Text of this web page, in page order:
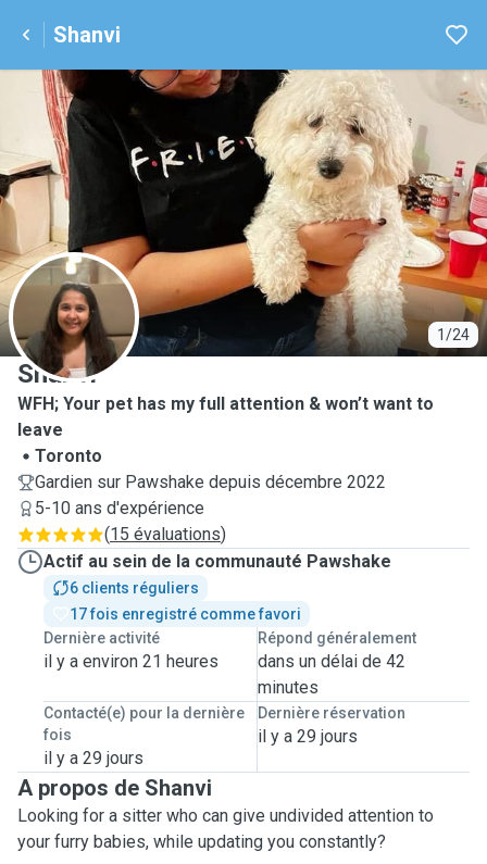
Shanvi
1/24
S
Shanvi
WFH; Your pet has my full attention & won’t want to
leave
Toronto
Gardien sur Pawshake depuis décembre 2022
5-10 ans d'expérience
(15 évaluations)
Actif au sein de la communauté Pawshake
6 clients réguliers
17 fois enregistré comme favori
Dernière activité
il y a environ 21 heures
Répond généralement
dans un délai de 42
minutes
Contacté(e) pour la dernière
fois
il y a 29 jours
Dernière réservation
il y a 29 jours
A propos de Shanvi
Looking for a sitter who can give undivided attention to
your furry babies, while updating you constantly?